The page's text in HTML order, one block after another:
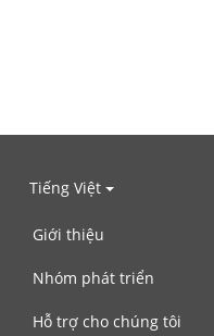
Tiếng Việt
Giới thiệu
Nhóm phát triển
Hỗ trợ cho chúng tôi